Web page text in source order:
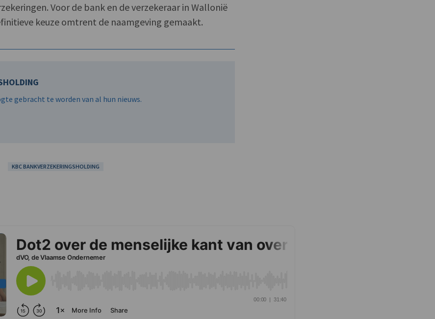
Voor de bank en de verzekeraar in Wallonië
keuze omtrent de naamgeving gemaakt.
gebracht te worden van al hun nieuws.
KBC BANKVERZEKERINGSHOLDING